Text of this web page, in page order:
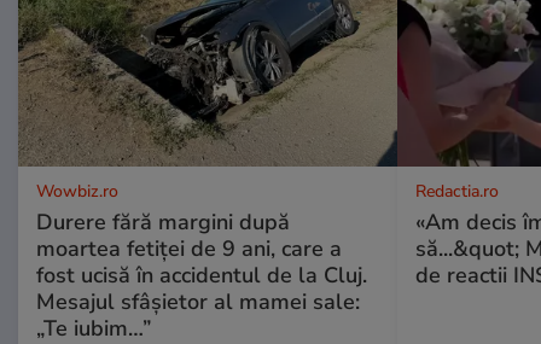
Wowbiz.ro
Durere fără margini după
moartea fetiței de 9 ani, care a
fost ucisă în accidentul de la Cluj.
Mesajul sfâșietor al mamei sale:
„Te iubim…”
Redactia.ro
«Am decis
să...&quot;
de reactii